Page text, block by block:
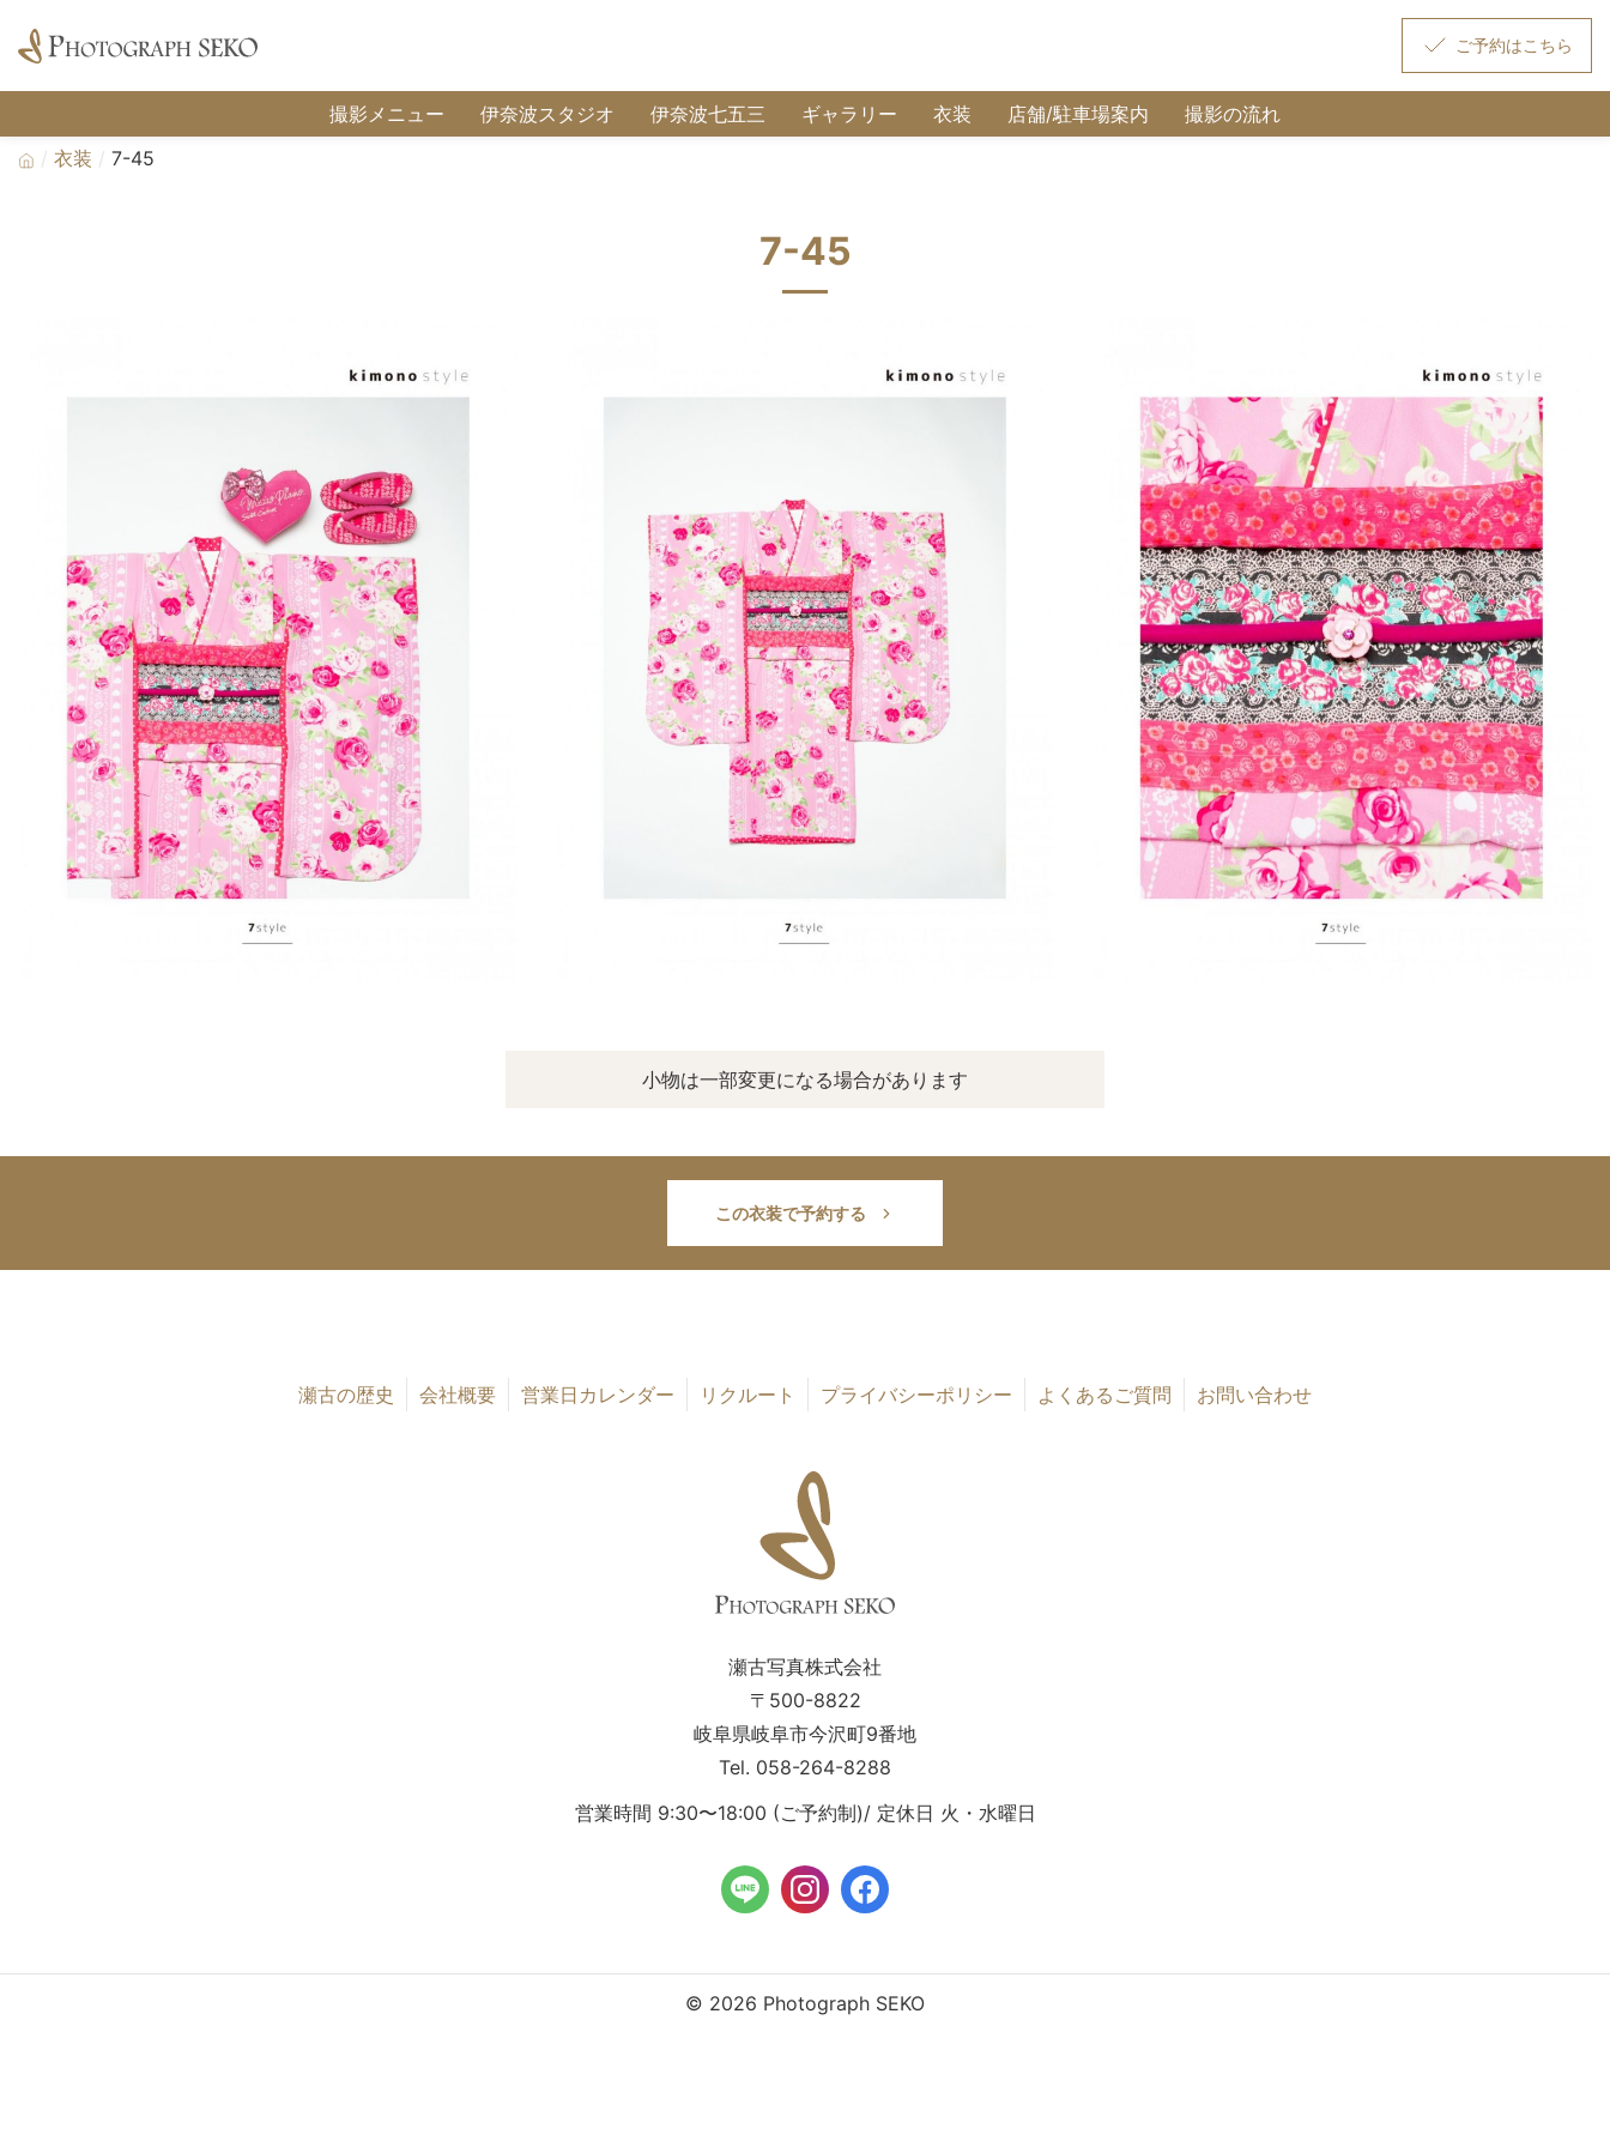
撮影メニュー 伊奈波スタジオ 伊奈波七五三 ギャラリー 衣装 店舗/駐車場案内
撮影の流れ
衣装
7-45
7-45
小物は一部変更になる場合があります
この衣装で予約する
瀬古の歴史 会社概要 営業日カレンダー リクルート プライバシーポリシー よくあるご質問 お問い合わせ
瀬古写真株式会社
〒500-8822
岐阜県岐阜市今沢町9番地
Tel. 058-264-8288
営業時間 9:30〜18:00 (ご予約制)/ 定休日 火・水曜日
© 2026 Photograph SEKO